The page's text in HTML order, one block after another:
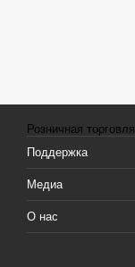
Розничная торговля
Поддержка
Медиа
О нас